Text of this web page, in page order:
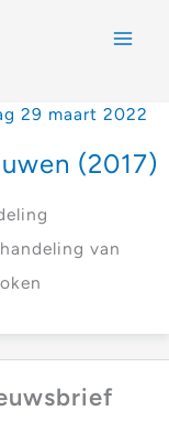
29 maart 2022
(2017)
van